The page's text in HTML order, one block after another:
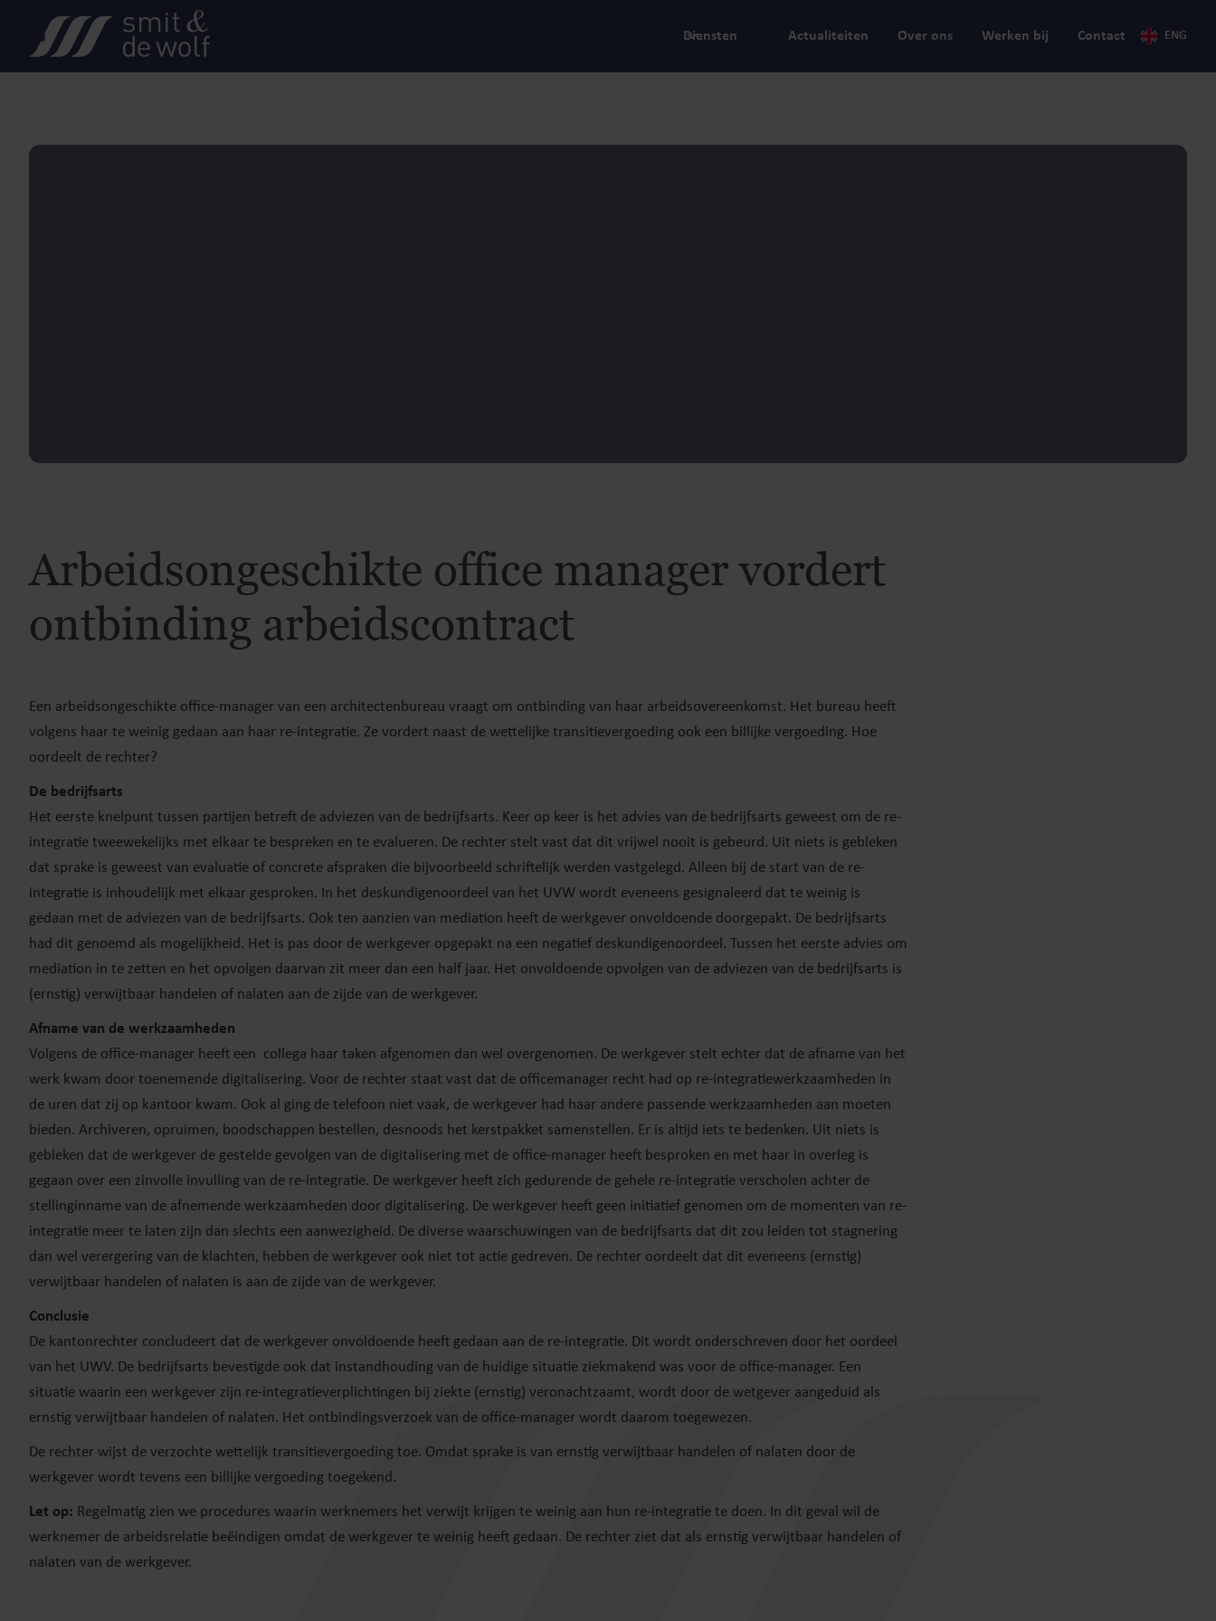
Diensten Actualiteiten Over ons Werken bij Contact ENG
Arbeidsongeschikte office manager vordert
ontbinding arbeidscontract
Een arbeidsongeschikte office-manager van een architectenbureau vraagt om ontbinding van haar arbeidsovereenkomst. Het bureau heeft
volgens haar te weinig gedaan aan haar re-integratie. Ze vordert naast de wettelijke transitievergoeding ook een billijke vergoeding. Hoe
oordeelt de rechter?
De bedrijfsarts
Het eerste knelpunt tussen partijen betreft de adviezen van de bedrijfsarts. Keer op keer is het advies van de bedrijfsarts geweest om de re-
integratie tweewekelijks met elkaar te bespreken en te evalueren. De rechter stelt vast dat dit vrijwel nooit is gebeurd. Uit niets is gebleken
dat sprake is geweest van evaluatie of concrete afspraken die bijvoorbeeld schriftelijk werden vastgelegd. Alleen bij de start van de re-
integratie is inhoudelijk met elkaar gesproken. In het deskundigenoordeel van het UVW wordt eveneens gesignaleerd dat te weinig is
gedaan met de adviezen van de bedrijfsarts. Ook ten aanzien van mediation heeft de werkgever onvoldoende doorgepakt. De bedrijfsarts
had dit genoemd als mogelijkheid. Het is pas door de werkgever opgepakt na een negatief deskundigenoordeel. Tussen het eerste advies om
mediation in te zetten en het opvolgen daarvan zit meer dan een half jaar. Het onvoldoende opvolgen van de adviezen van de bedrijfsarts is
(ernstig) verwijtbaar handelen of nalaten aan de zijde van de werkgever.
Afname van de werkzaamheden
Volgens de office-manager heeft een collega haar taken afgenomen dan wel overgenomen. De werkgever stelt echter dat de afname van het
werk kwam door toenemende digitalisering. Voor de rechter staat vast dat de officemanager recht had op re-integratiewerkzaamheden in
de uren dat zij op kantoor kwam. Ook al ging de telefoon niet vaak, de werkgever had haar andere passende werkzaamheden aan moeten
bieden. Archiveren, opruimen, boodschappen bestellen, desnoods het kerstpakket samenstellen. Er is altijd iets te bedenken. Uit niets is
gebleken dat de werkgever de gestelde gevolgen van de digitalisering met de office-manager heeft besproken en met haar in overleg is
gegaan over een zinvolle invulling van de re-integratie. De werkgever heeft zich gedurende de gehele re-integratie verscholen achter de
stellinginname van de afnemende werkzaamheden door digitalisering. De werkgever heeft geen initiatief genomen om de momenten van re-
integratie meer te laten zijn dan slechts een aanwezigheid. De diverse waarschuwingen van de bedrijfsarts dat dit zou leiden tot stagnering
dan wel verergering van de klachten, hebben de werkgever ook niet tot actie gedreven. De rechter oordeelt dat dit eveneens (ernstig)
verwijtbaar handelen of nalaten is aan de zijde van de werkgever.
Conclusie
De kantonrechter concludeert dat de werkgever onvoldoende heeft gedaan aan de re-integratie. Dit wordt onderschreven door het oordeel
van het UWV. De bedrijfsarts bevestigde ook dat instandhouding van de huidige situatie ziekmakend was voor de office-manager. Een
situatie waarin een werkgever zijn re-integratieverplichtingen bij ziekte (ernstig) veronachtzaamt, wordt door de wetgever aangeduid als
ernstig verwijtbaar handelen of nalaten. Het ontbindingsverzoek van de office-manager wordt daarom toegewezen.
De rechter wijst de verzochte wettelijk transitievergoeding toe. Omdat sprake is van ernstig verwijtbaar handelen of nalaten door de
werkgever wordt tevens een billijke vergoeding toegekend.
Let op: Regelmatig zien we procedures waarin werknemers het verwijt krijgen te weinig aan hun re-integratie te doen. In dit geval wil de
werknemer de arbeidsrelatie beëindigen omdat de werkgever te weinig heeft gedaan. De rechter ziet dat als ernstig verwijtbaar handelen of
nalaten van de werkgever.